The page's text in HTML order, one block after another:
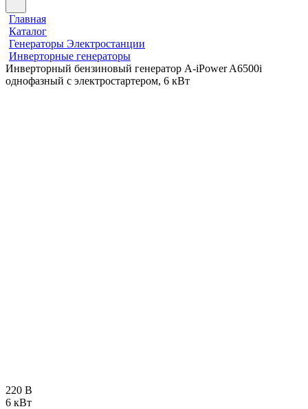
Главная
Каталог
Генераторы Электростанции
Инверторные генераторы
Инверторный бензиновый генератор A-iPower A6500i
однофазный с электростартером, 6 кВт
220 В
6 кВт